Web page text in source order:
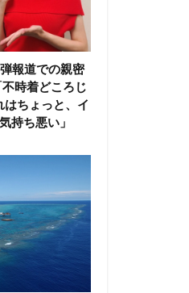
報道での親密
時着どころじ
はちょっと、イ
持ち悪い」